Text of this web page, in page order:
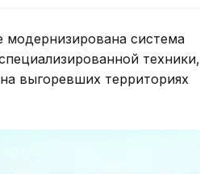
модернизирована система
техники,
выгоревших территориях